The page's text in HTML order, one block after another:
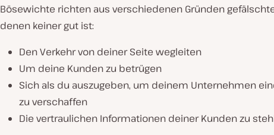
Bösewichte richten aus verschiedenen Gründen
denen keiner gut ist:
Den Verkehr von deiner Seite wegleiten
Um deine Kunden zu betrügen
Sich als du auszugeben, um deinem Unternehmen
zu verschaffen
Die vertraulichen Informationen deiner Kunden zu